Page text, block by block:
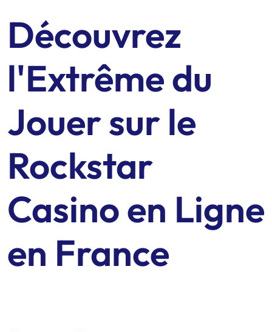
Découvrez
l'Extrême du
Jouer sur le
Rockstar
Casino en Ligne
en France